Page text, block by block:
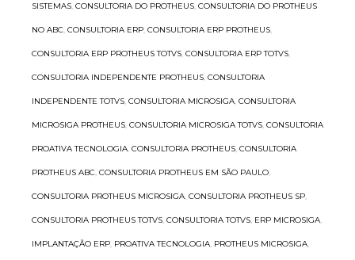
SISTEMAS, CONSULTORIA DO PROTHEUS, CONSULTORIA DO PROTHEUS
NO ABC, CONSULTORIA ERP, CONSULTORIA ERP PROTHEUS,
CONSULTORIA ERP PROTHEUS TOTVS, CONSULTORIA ERP TOTVS,
CONSULTORIA INDEPENDENTE PROTHEUS, CONSULTORIA
INDEPENDENTE TOTVS, CONSULTORIA MICROSIGA, CONSULTORIA
MICROSIGA PROTHEUS, CONSULTORIA MICROSIGA TOTVS, CONSULTORIA
PROATIVA TECNOLOGIA, CONSULTORIA PROTHEUS, CONSULTORIA
PROTHEUS ABC, CONSULTORIA PROTHEUS EM SÃO PAULO,
CONSULTORIA PROTHEUS MICROSIGA, CONSULTORIA PROTHEUS SP,
CONSULTORIA PROTHEUS TOTVS, CONSULTORIA TOTVS, ERP MICROSIGA,
IMPLANTAÇÃO ERP, PROATIVA TECNOLOGIA, PROTHEUS MICROSIGA,